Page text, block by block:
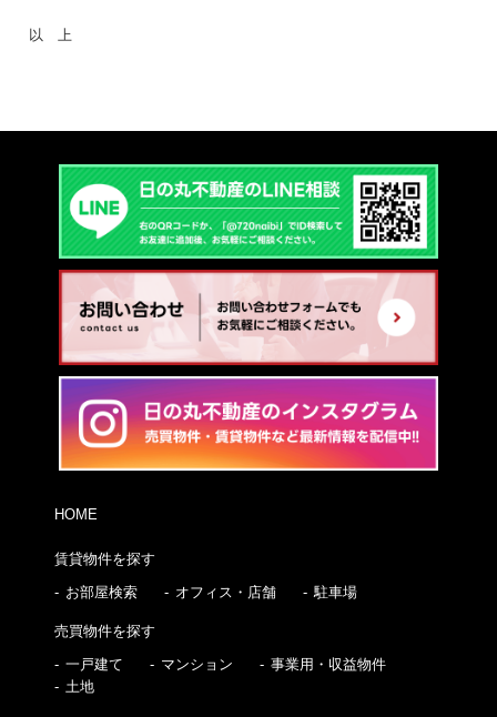
以 上
HOME
賃貸物件を探す
お部屋検索
オフィス・店舗 駐車場
売買物件を探す
一戸建て
マンション
事業用・収益物件
土地